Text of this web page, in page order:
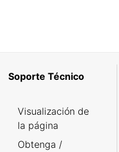
Soporte Técnico
Visualización de
la página
Obtenga /